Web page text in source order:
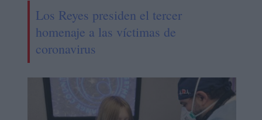
Los Reyes presiden el tercer
homenaje a las víctimas de
coronavirus